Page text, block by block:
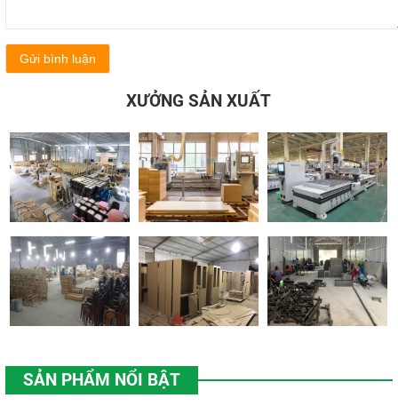
Gửi bình luận
XƯỞNG SẢN XUẤT
SẢN PHẨM NỔI BẬT